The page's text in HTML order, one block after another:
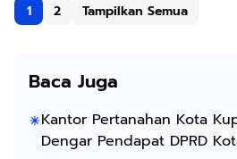
1 2 Tampilkan Semua
Baca Juga
Kantor Pertanahan Kota
Dengar Pendapat DPRD